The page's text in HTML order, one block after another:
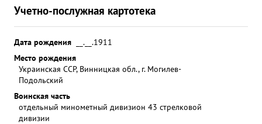
Учетно-послужная картотека
Дата рождения
__.__.1911
Место рождения
Украинская ССР, Винницкая обл., г. Могилев-
Подольский
Воинская часть
отдельный минометный дивизион 43 стрелковой
дивизии